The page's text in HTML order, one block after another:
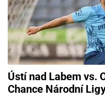
Ústí nad Labem vs.
Chance Národní